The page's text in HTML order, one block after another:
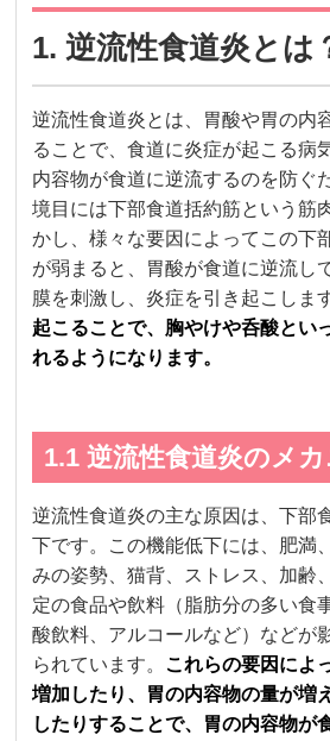
1. 逆流性食道炎とは
逆流性食道炎とは、胃酸や胃の内
ることで、食道に炎症が起こる病
内容物が食道に逆流するのを防ぐ
境目には下部食道括約筋という筋
かし、様々な要因によってこの下
が弱まると、胃酸が食道に逆流し
膜を刺激し、炎症を引き起こしま
起こることで、胸やけや呑酸とい
れるようになります。
1.1 逆流性食道炎のメ
逆流性食道炎の主な原因は、下部
下です。この機能低下には、肥満
みの姿勢、猫背、ストレス、加齢
定の食品や飲料（脂肪分の多い食
酸飲料、アルコールなど）などが
られています。 これらの要因によ
増加したり、胃の内容物の量が増
したりすることで、胃の内容物が